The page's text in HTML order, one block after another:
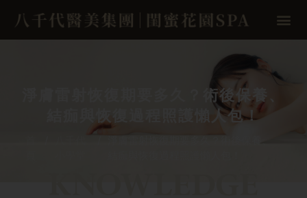
淨膚雷射恢復期要多久？術後保養、
結痂與恢復過程照護懶人包！